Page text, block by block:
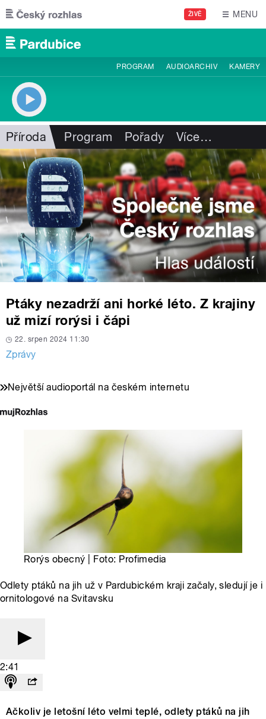
Přejít k hlavnímu obsahu
ŽIVĚ MENU
PROGRAM AUDIOARCHIV KAMERY
Příroda Program Pořady Více…
Ptáky nezadrží ani horké léto. Z krajiny
už mizí rorýsi i čápi
22. srpen 2024 11:30
Zprávy
Největší audioportál na českém internetu
Rorýs obecný | Foto: Profimedia
Odlety ptáků na jih už v Pardubickém kraji začaly, sledují je i
ornitologové na Svitavsku
2:41
Ačkoliv je letošní léto velmi teplé, odlety ptáků na jih